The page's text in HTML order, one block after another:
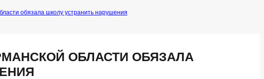
обязала школу устранить нарушения
ОБЛАСТИ ОБЯЗАЛА